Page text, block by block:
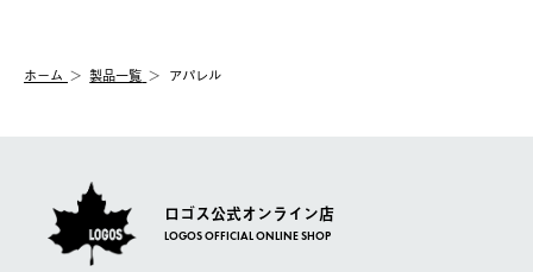
【配送業者】
佐川急便にて配送されます。
一度お手元の商品を返品いただき、ご希望商品を再注文してくだ
ホーム 製品一覧 アパレル
ロゴス公式オンライン店
LOGOS OFFICIAL ONLINE SHOP